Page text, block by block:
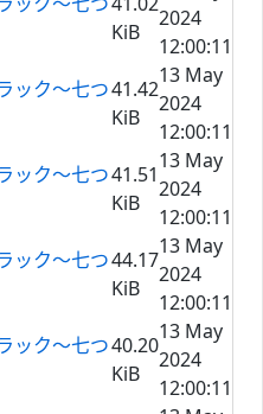
KiB
2024
12:00:11
ック～七つ41.42
KiB
13 May
2024
12:00:11
ック～七つ41.51
KiB
13 May
2024
12:00:11
ック～七つ44.17
KiB
13 May
2024
12:00:11
ック～七つ40.20
KiB
13 May
2024
12:00:11